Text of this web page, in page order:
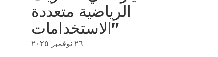
الرياضية متعددة
الاستخدامات"
٢٦ نوفمبر ٢٠٢٥